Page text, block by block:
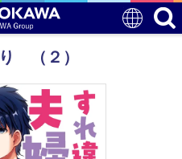
（２）